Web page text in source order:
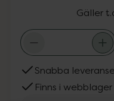
Gäller
Snabba
Finns i webblager